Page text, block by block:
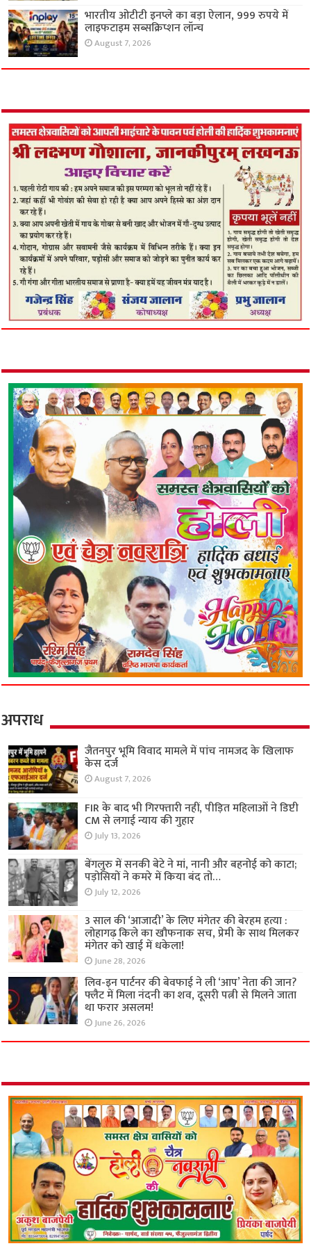
भारतीय ओटीटी इनप्ले का बड़ा ऐलान, 999 रुपये में
लाइफटाइम सब्सक्रिप्शन लॉन्च
August 7, 2026
अपराध
जैतनपुर भूमि विवाद मामले में पांच नामजद के खिलाफ
केस दर्ज
August 7, 2026
FIR के बाद भी गिरफ्तारी नहीं, पीड़ित महिलाओं ने डिप्टी
CM से लगाई न्याय की गुहार
July 13, 2026
बेंगलुरु में सनकी बेटे ने मां, नानी और बहनोई को काटा;
पड़ोसियों ने कमरे में किया बंद तो…
July 12, 2026
3 साल की ‘आजादी’ के लिए मंगेतर की बेरहम हत्या :
लोहागढ़ किले का खौफनाक सच, प्रेमी के साथ मिलकर
मंगेतर को खाई में धकेला!
June 28, 2026
लिव-इन पार्टनर की बेवफाई ने ली ‘आप’ नेता की जान?
फ्लैट में मिला नंदनी का शव, दूसरी पत्नी से मिलने जाता
था फरार असलम!
June 26, 2026